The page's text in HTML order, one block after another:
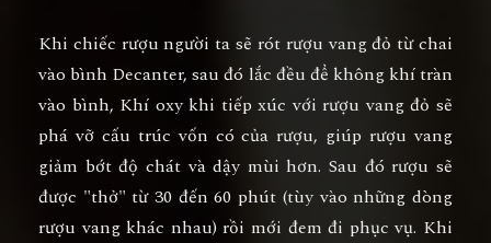
Khi chiếc rượu người ta sẽ rót rượu vang đỏ từ chai
vào bình Decanter, sau đó lắc đều để không khí tràn
vào bình, Khí oxy khi tiếp xúc với rượu vang đỏ sẽ
phá vỡ cấu trúc vốn có của rượu, giúp rượu vang
giảm bớt độ chát và dậy mùi hơn. Sau đó rượu sẽ
được "thở" từ 30 đến 60 phút (tùy vào những dòng
rượu vang khác nhau) rồi mới đem đi phục vụ. Khi